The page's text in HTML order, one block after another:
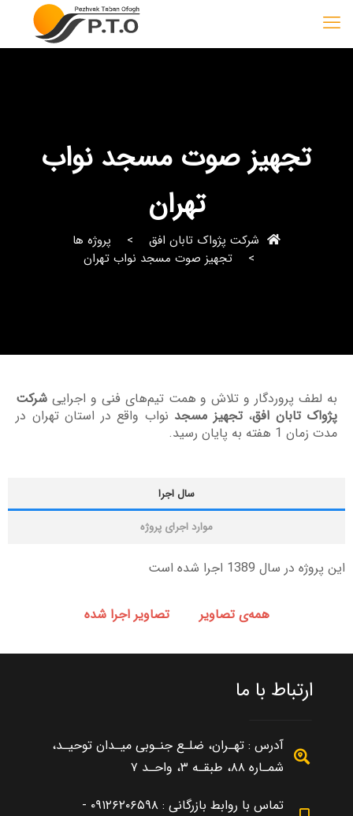
تجهیز صوت مسجد نواب
تهران
شرکت پژواک تابان افق
پروژه ها
تجهیز صوت مسجد نواب تهران
سال اجرا
موارد اجرای پروژه
این پروژه در سال 1389 اجرا شده است
به لطف پروردگار و تلاش و همت تیم‌های فنی و اجرایی شرکت
پژواک تابان افق، تجهیز مسجد نواب واقع در استان تهران در
مدت زمان 1 هفته به پایان رسید.
همه‌‌ی تصاویر تصاویر اجرا شده
ارتباط با ما
آدرس : تهـران، ضلـع جنـوبی میـدان توحیـد،
شمـاره ۸۸، طبقـه ۳، واحـد ۷
تماس با روابط بازرگانی : ۰۹۱۲۶۲۰۶۵۹۸ -